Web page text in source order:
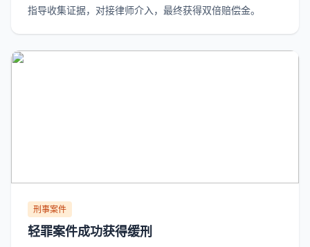
指导收集证据，对接律师介入，最终获得双倍赔偿金。
刑事案件
轻罪案件成功获得缓刑